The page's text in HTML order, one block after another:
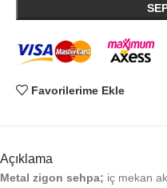
Favorilerime Ekle
Açıklama
Metal zigon sehpa; iç mekan